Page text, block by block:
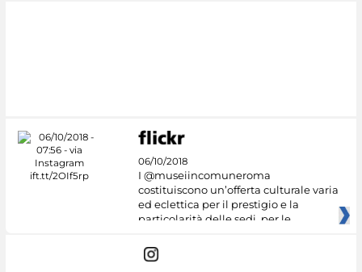
06/10/2018
I @museiincomuneroma
costituiscono un’offerta culturale varia
ed eclettica per il prestigio e la
particolarità delle sedi, per le